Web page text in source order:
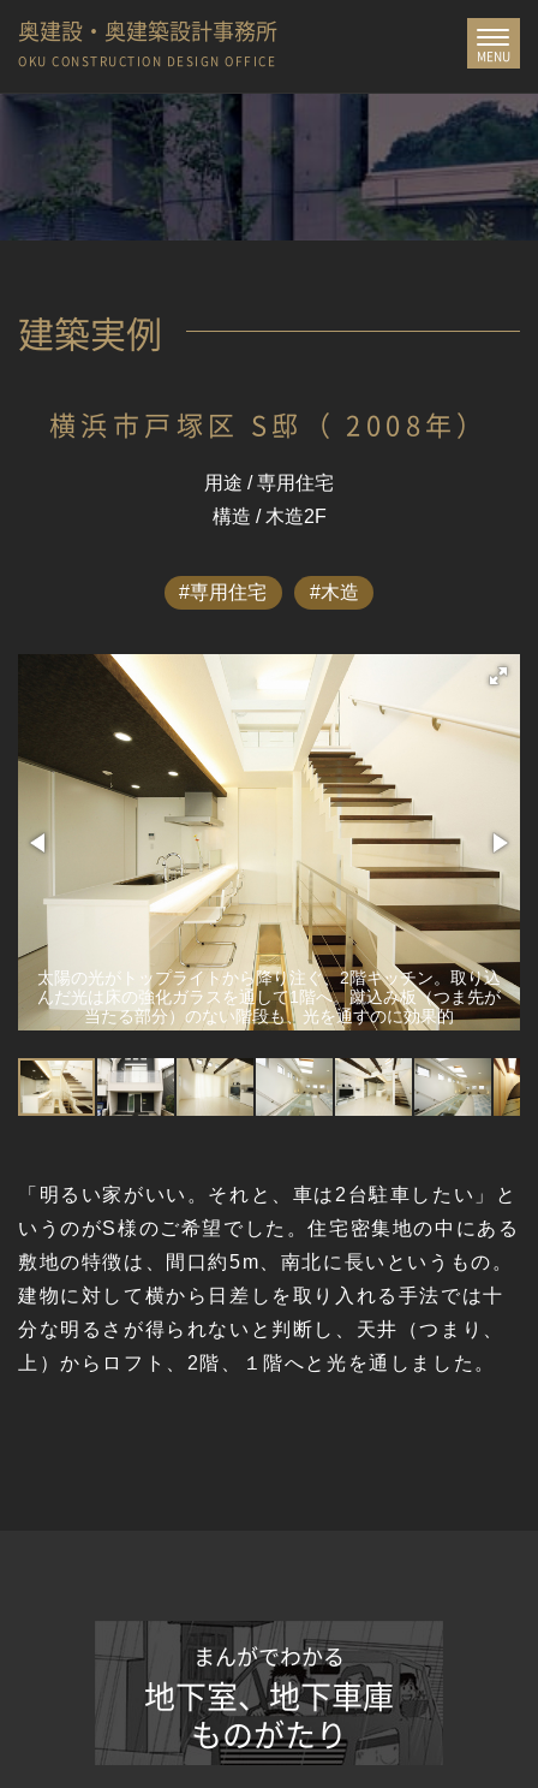
Toggle
MENU
奥建設・奥建築設計事務所
OKU CONSTRUCTION DESIGN OFFICE
建築実例
横浜市戸塚区 S邸（ 2008年）
用途 / 専用住宅
構造 / 木造2F
専用住宅 木造
太陽の光がトップライトから降り注ぐ、2階キッチン。取り込
んだ光は床の強化ガラスを通して1階へ。蹴込み板（つま先が
当たる部分）のない階段も、光を通すのに効果的
「明るい家がいい。それと、車は2台駐車したい」と
いうのがS様のご希望でした。住宅密集地の中にある
敷地の特徴は、間口約5m、南北に長いというもの。
建物に対して横から日差しを取り入れる手法では十
分な明るさが得られないと判断し、天井（つまり、
上）からロフト、2階、１階へと光を通しました。
まんがでわかる
地下室、地下車庫
ものがたり